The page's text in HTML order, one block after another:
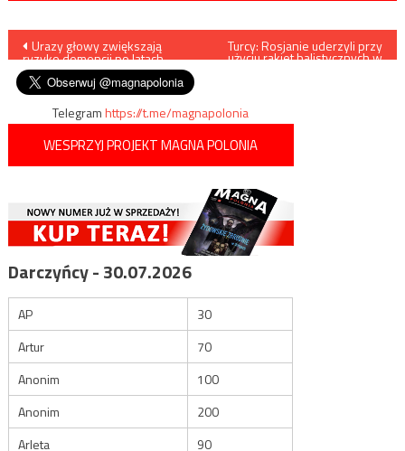
Nawigacja
wpisu
Urazy głowy zwiększają
ryzyko demencji po latach
Turcy: Rosjanie uderzyli przy
użyciu rakiet balistycznych w
Telegramhttps://t.me/magnapolonia
WESPRZYJ PROJEKT MAGNA POLONIA
Darczyńcy - 30.07.2026
AP
30
Artur
70
Anonim
100
Anonim
200
Arleta
90